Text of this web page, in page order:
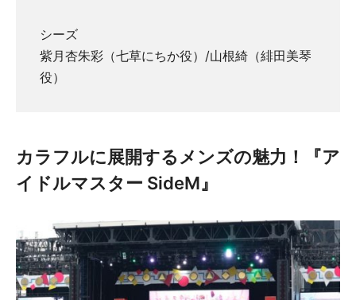
シーズ
紫月杏朱彩（七草にちか役）/山根綺（緋田美琴
役）
カラフルに展開するメンズの魅力！『ア
イドルマスター SideM』